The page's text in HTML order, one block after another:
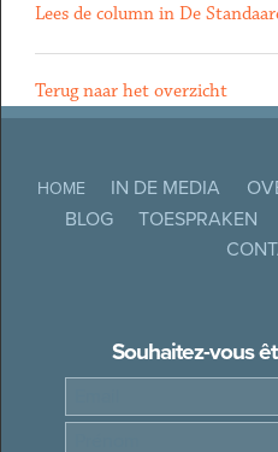
Lees de column in De
Terug naar het overzicht
HOME IN DE MEDIA
BLOG
TOESPRAKEN
Souhaitez-vous